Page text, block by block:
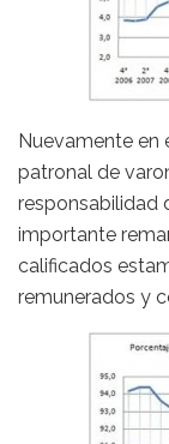
Nuevamente en
patronal de
responsabilidad
importante
calificados
remunerados y